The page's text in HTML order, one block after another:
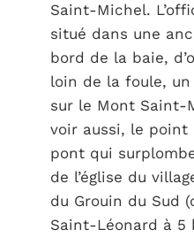
Saint-Michel.
situé dans une
bord de la baie,
loin de la foule,
sur le Mont Saint-
voir aussi, le point
pont qui
de l’église du
du Grouin du Sud
Saint-Léonard à 5